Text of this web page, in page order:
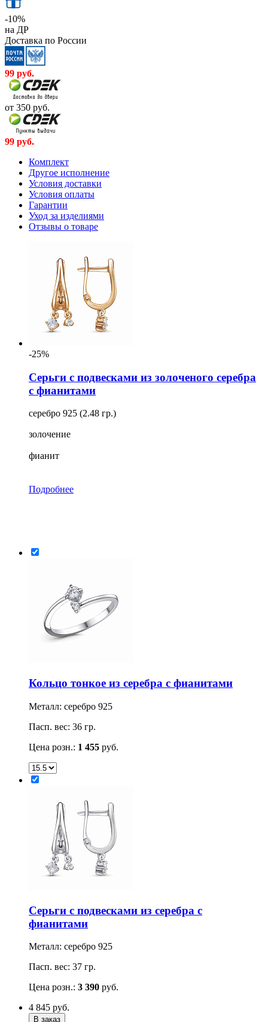
-10%
на ДР
Доставка по России
99 руб.
от 350 руб.
99 руб.
Комплект
Другое исполнение
Условия доставки
Условия оплаты
Гарантии
Уход за изделиями
Отзывы о товаре
-25%
Серьги с подвесками из золоченого серебра
с фианитами
серебро 925 (2.48 гр.)
золочение
фианит
Подробнее
Кольцо тонкое из серебра с фианитами
Металл: серебро 925
Пасп. вес: 36 гр.
Цена розн.: 1 455 руб.
Серьги с подвесками из серебра с
фианитами
Металл: серебро 925
Пасп. вес: 37 гр.
Цена розн.: 3 390 руб.
4 845 руб.